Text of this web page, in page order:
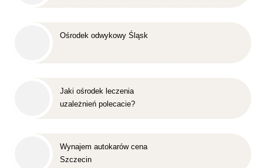
Ośrodek odwykowy Śląsk
Jaki ośrodek leczenia
uzależnień polecacie?
Wynajem autokarów cena
Szczecin